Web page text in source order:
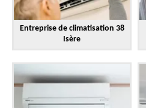
Entreprise de climatisation 38
Isère